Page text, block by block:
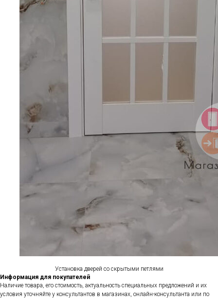
Установка дверей со скрытыми петлями
Информация для покупателей
Наличие товара, его стоимость, актуальность специальных предложений и их
условия уточняйте у консультантов в магазинах, онлайн-консультанта или по